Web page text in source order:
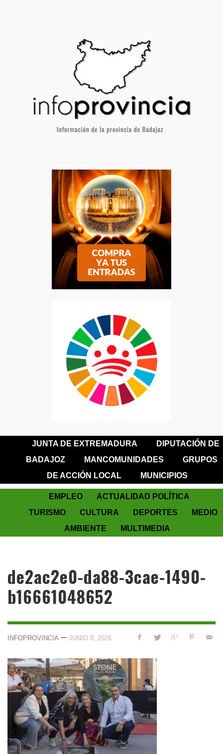
JUNTA DE EXTREMADURA
DIPUTACIÓN DE
BADAJOZ
MANCOMUNIDADES
GRUPOS
DE ACCIÓN LOCAL
MUNICIPIOS
EMPLEO
ACTUALIDAD POLÍTICA
TURISMO
CULTURA DEPORTES
MEDIO
AMBIENTE
MULTIMEDIA
de2ac2e0-da88-3cae-1490-
b16661048652
INFOPROVINCIA — JUNIO 8, 2026